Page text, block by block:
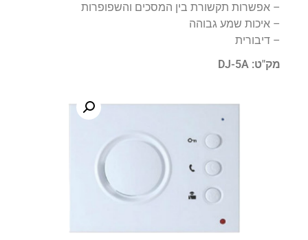
– אפשרות תקשורת בין המסכים והשפופרות
– איכות שמע גבוהה
– דיבורית
מק"ט: DJ-5A